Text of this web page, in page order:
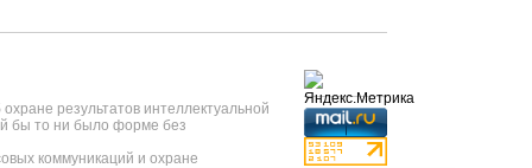
результатов интеллектуальной
бы то ни было форме без
коммуникаций и охране